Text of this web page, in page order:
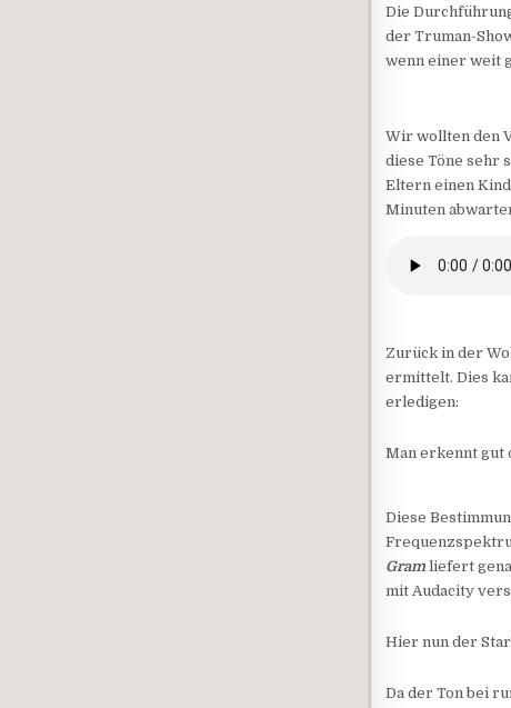
Die
der Truman-
wenn einer weit
Wir wollten den
diese Töne sehr
Eltern einen
Minuten
Zurück in der
ermittelt. Dies
erledigen:
Man erkennt gut
Diese
Gram liefert
mit Audacity
Hier nun der
Da der Ton bei